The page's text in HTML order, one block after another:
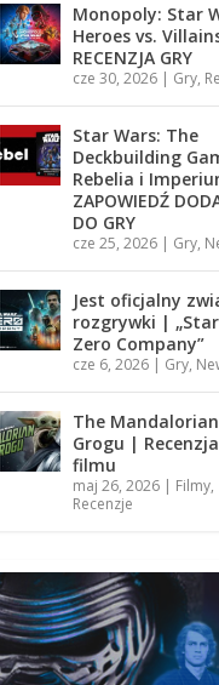
Monopoly: Star
Heroes vs.
RECENZJA GRY
cze 30, 2026 | Gry,
Star Wars: The
Deckbuilding
Rebelia i
ZAPOWIEDŹ
DO GRY
cze 25, 2026 | Gry,
Jest oficjalny
rozgrywki |
Zero Company”
cze 6, 2026 | Gry,
The
Grogu | Recenzja
filmu
maj 26, 2026 | Filmy,
Recenzje